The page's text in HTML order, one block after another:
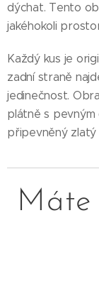
dýchat. Tento
jakéhokoli
Každý kus je
zadní straně
jedinečnost.
plátně s pevným
připevněný zlatý
Máte